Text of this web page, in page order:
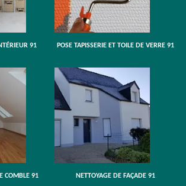
91 POSE TAPISSERIE ET TOILE DE VERRE 91
COMBLE 91 NETTOYAGE DE FAÇADE 91